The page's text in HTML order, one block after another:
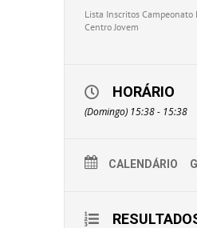
Lista Inscritos
Centro Jovem
HORÁRIO
(Domingo) 15:38 - 15:38
CALENDÁRIO